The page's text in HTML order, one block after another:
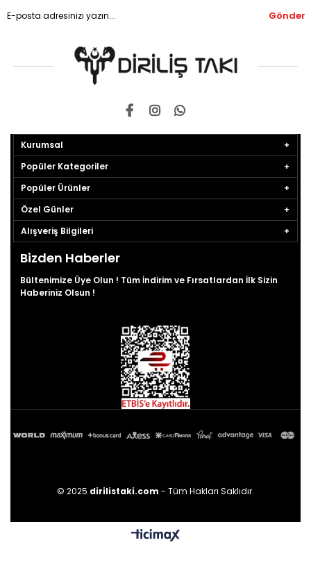
Gönder
Kurumsal
Popüler Kategoriler
Popüler Ürünler
Özel Günler
Alışveriş Bilgileri
Bizden Haberler
Bültenimize Üye Olun ! Tüm İndirim ve Fırsatlardan İlk Sizin
Haberiniz Olsun !
© 2025 dirilistaki.com - Tüm Hakları Saklıdır.